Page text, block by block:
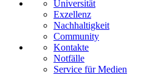
Universität
Exzellenz
Nachhaltigkeit
Community
Kontakte
Notfälle
Service für Medien